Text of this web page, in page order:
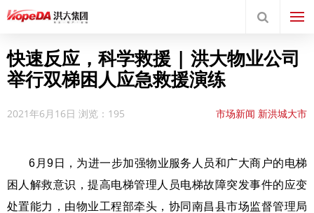
快速反应，科学救援 | 洪大物业公司
举行双梯困人应急救援演练
2021年6月16日 浏览：195 市场新闻 新洪城大市
6月9日，为进一步加强物业服务人员和广大商户的电梯
困人解救意识，提高电梯管理人员电梯故障突发事件的应变
处置能力，由物业工程部牵头，协同南昌县市场监督管理局